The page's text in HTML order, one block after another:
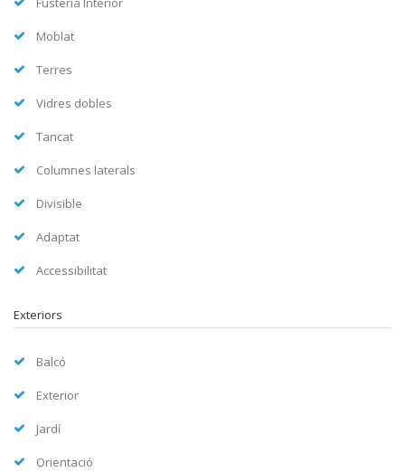
Moblat
Terres
Vidres dobles
Tancat
Columnes laterals
Divisible
Adaptat
Accessibilitat
Exteriors
Balcó
Exterior
Jardí
Orientació